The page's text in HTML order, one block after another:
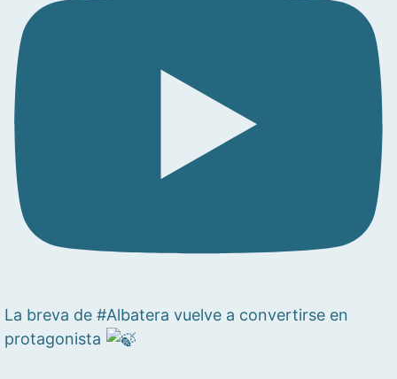
La breva de #Albatera vuelve a convertirse en
protagonista